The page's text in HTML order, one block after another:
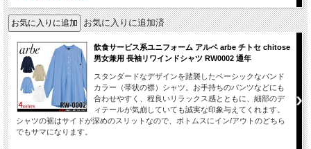
お気に入りに追加済
飲食サービス系ユニフォーム アルベ arbe チトセ chitose
男女兼用 長袖リワインドシャツ RW0002 通年
スタンダードなデザインを踏襲したベーシックなバンド
カラー（帯状の襟）シャツ。お手持ちのパンツなどにも
合わせやすく、程良いリラックス感とともに、細部のデ
ィテールが気崩していても誠実な印象与えてくれます。
シャツの裾はサイドが深めのスリットなので、ボトムスにイン/アウトのどちら
でもサマになります。